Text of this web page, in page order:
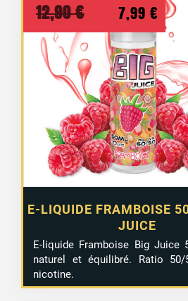
E-LIQUIDE FRAMBOISE
JUICE
12,90€
Le
prix
initial
était :
12,90 €.
7,99 € Le
prix
est
E-liquide Framboise Big Juice
naturel et équilibré. Ratio
nicotine.